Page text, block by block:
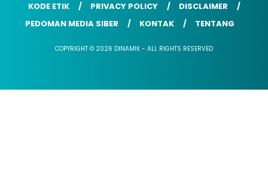
KODE ETIK PRIVACY POLICY
DISCLAIMER
PEDOMAN MEDIA SIBER
KONTAK TENTANG
COPYRIGHT © 2026 DINAMIK - ALL RIGHTS RESERVED